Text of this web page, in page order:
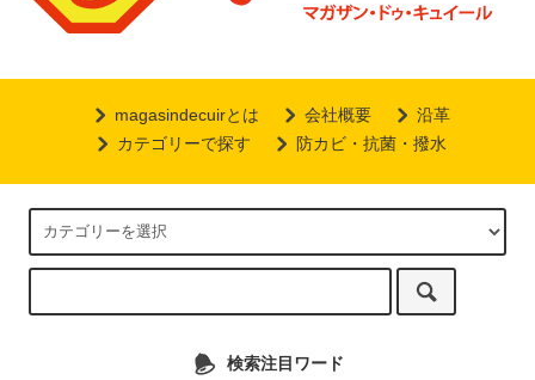
magasindecuirとは 会社概要
沿革
カテゴリーで探す
防カビ・抗菌・撥水
検索注目ワード